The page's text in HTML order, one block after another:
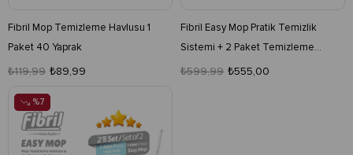
Fibril Mop Temizleme Havlusu 1
Paket 40 Yaprak
₺89,99
₺119,99
Fibril Easy Mop Pratik Temizlik
Sistemi + 2 Paket Temizleme
Havlusu 80 Yaprak
₺555,00
₺599,99
%7